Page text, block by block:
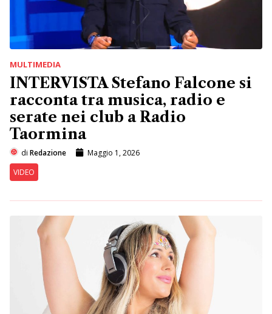
MULTIMEDIA
INTERVISTA Stefano Falcone si
racconta tra musica, radio e
serate nei club a Radio
Taormina
di Redazione
Maggio 1, 2026
VIDEO